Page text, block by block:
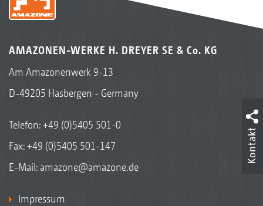
AMAZONEN-WERKE H. DREYER SE & Co. KG
Am Amazonenwerk 9-13
D-49205 Hasbergen - Germany
Telefon:+49 (0)5405 501-0
Fax: +49 (0)5405 501-147
E-Mail: amazone@amazone.de
Impressum
Kontakt